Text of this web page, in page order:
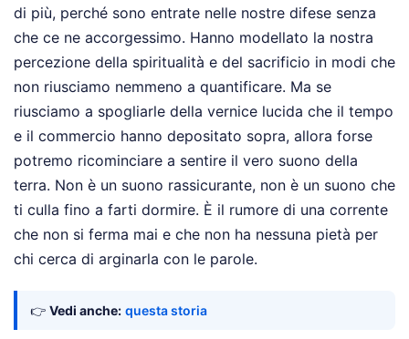
di più, perché sono entrate nelle nostre difese senza
che ce ne accorgessimo. Hanno modellato la nostra
percezione della spiritualità e del sacrificio in modi che
non riusciamo nemmeno a quantificare. Ma se
riusciamo a spogliarle della vernice lucida che il tempo
e il commercio hanno depositato sopra, allora forse
potremo ricominciare a sentire il vero suono della
terra. Non è un suono rassicurante, non è un suono che
ti culla fino a farti dormire. È il rumore di una corrente
che non si ferma mai e che non ha nessuna pietà per
chi cerca di arginarla con le parole.
👉 Vedi anche: questa storia